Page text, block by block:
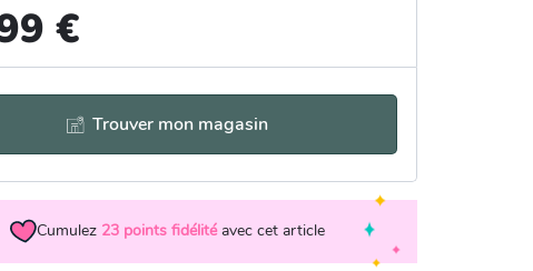
€
Trouver mon magasin
Cumulez 23 points fidélité avec cet article